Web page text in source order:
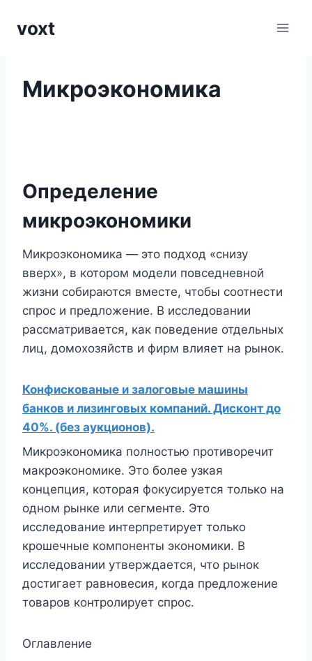
voxt
Микроэкономика
Определение
микроэкономики
Микроэкономика — это подход «снизу
вверх», в котором модели повседневной
жизни собираются вместе, чтобы соотнести
спрос и предложение. В исследовании
рассматривается, как поведение отдельных
лиц, домохозяйств и фирм влияет на рынок.
Конфискованые и залоговые машины
банков и лизинговых компаний. Дисконт до
40%. (без аукционов).
Микроэкономика полностью противоречит
макроэкономике. Это более узкая
концепция, которая фокусируется только на
одном рынке или сегменте. Это
исследование интерпретирует только
крошечные компоненты экономики. В
исследовании утверждается, что рынок
достигает равновесия, когда предложение
товаров контролирует спрос.
Оглавление